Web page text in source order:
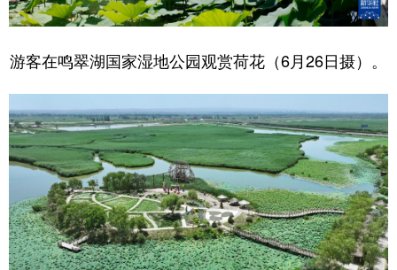
游客在鸣翠湖国家湿地公园观赏荷花（6月26日摄）。